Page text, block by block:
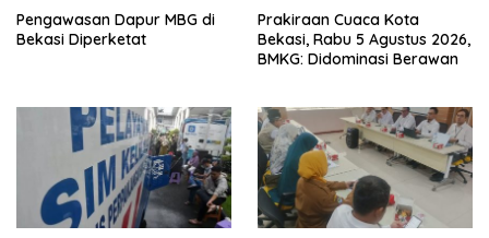
Pengawasan Dapur MBG di
Bekasi Diperketat
Prakiraan Cuaca Kota
Bekasi, Rabu 5 Agustus 2026,
BMKG: Didominasi Berawan